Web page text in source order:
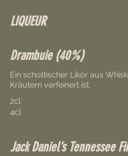
LIQUEUR
Drambuie (40%)
Ein schottischer Likör aus
Kräutern verfeinert ist.
2cl
4cl
Jack Daniel’s Tennessee